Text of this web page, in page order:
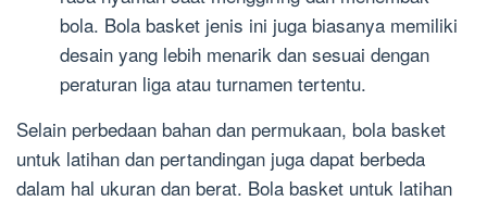
bola. Bola basket jenis ini juga biasanya memiliki
desain yang lebih menarik dan sesuai dengan
peraturan liga atau turnamen tertentu.
Selain perbedaan bahan dan permukaan, bola basket
untuk latihan dan pertandingan juga dapat berbeda
dalam hal ukuran dan berat. Bola basket untuk latihan